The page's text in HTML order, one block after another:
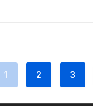
1 2 3